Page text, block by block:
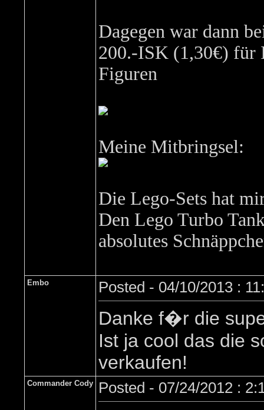
Dagegen war dann
200.-ISK (1,30€) für
Figuren
Meine Mitbringsel:
Die Lego-Sets hat
Den Lego Turbo
absolutes
Embo Posted - 04/10/2013 :
Danke f�r die
Ist ja cool das die
verkaufen!
Commander Cody Posted - 07/24/2012 :